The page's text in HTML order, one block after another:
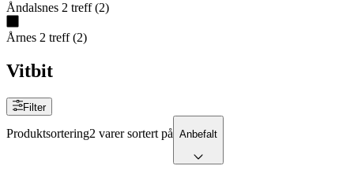
Åndalsnes 2 treff (2)
Årnes 2 treff (2)
Vitbit
Filter
Produktsortering2 varer sortert på Anbefalt